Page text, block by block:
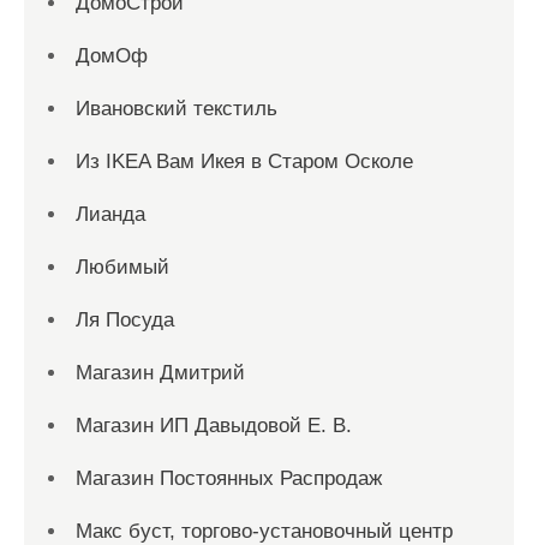
ДомОф
Ивановский текстиль
Из IKEA Вам Икея в Старом Осколе
Лианда
Любимый
Ля Посуда
Магазин Дмитрий
Магазин ИП Давыдовой Е. В.
Магазин Постоянных Распродаж
Макс буст, торгово-установочный центр